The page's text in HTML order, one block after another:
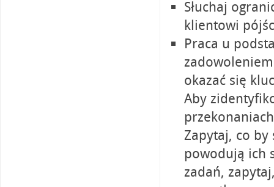
Słuchaj
klientowi
Praca u
okazać się
Aby
Zapytaj, co by
powodują ich
zadań,